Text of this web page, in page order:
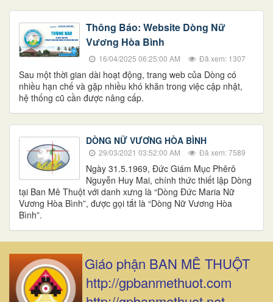
Thông Báo: Website Dòng Nữ
Vương Hòa Bình
16/04/2025 06:25:00 AM Đã xem: 1307
Sau một thời gian dài hoạt động, trang web của Dòng có
nhiều hạn chế và gặp nhiều khó khăn trong việc cập nhật,
hệ thống cũ cần được nâng cấp.
DÒNG NỮ VƯƠNG HÒA BÌNH
29/03/2021 03:52:00 AM Đã xem: 7589
Ngày 31.5.1969, Đức Giám Mục Phêrô
Nguyễn Huy Mai, chính thức thiết lập Dòng
tại Ban Mê Thuột với danh xưng là “Dòng Đức Maria Nữ
Vương Hòa Bình”, được gọi tắt là “Dòng Nữ Vương Hòa
Bình”.
Giáo phận BAN MÊ THUỘT
http://gpbanmethuot.com